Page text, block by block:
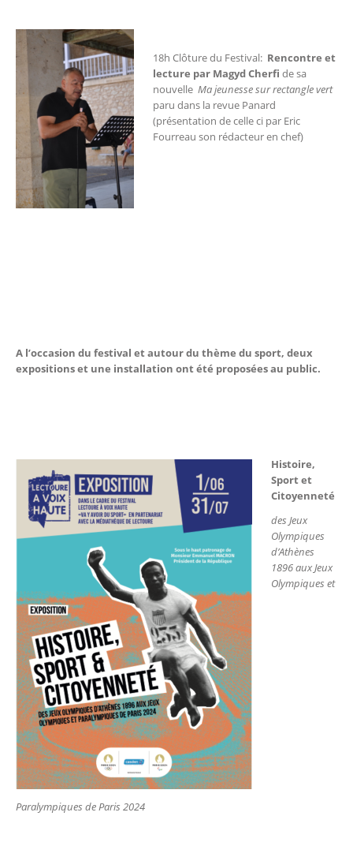
18h Clôture du Festival: Rencontre et
lecture par Magyd Cherfi de sa
nouvelle Ma jeunesse sur rectangle vert
paru dans la revue Panard
(présentation de celle ci par Eric
Fourreau son rédacteur en chef)
A l’occasion du festival et autour du thème du sport, deux
expositions et une installation ont été proposées au public.
Histoire,
Sport et
Citoyenneté
des Jeux
Olympiques
d’Athènes
1896 aux Jeux
Olympiques et
Paralympiques de Paris 2024